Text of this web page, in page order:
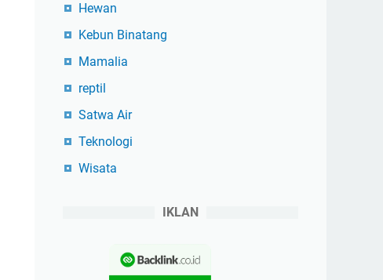
Hewan
Kebun Binatang
Mamalia
reptil
Satwa Air
Teknologi
Wisata
IKLAN